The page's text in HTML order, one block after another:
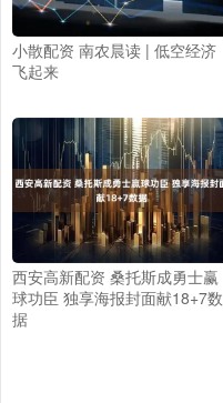
小散配资 南农晨读 | 低空经济
飞起来
西安高新配资 桑托斯成勇士赢
球功臣 独享海报封面献18+7数
据